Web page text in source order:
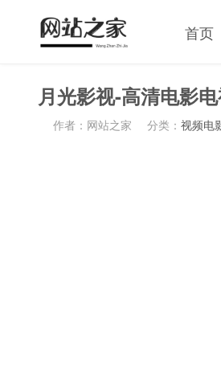
首页
月光影视-高清电影
作者：网站之家 分类： 视频电